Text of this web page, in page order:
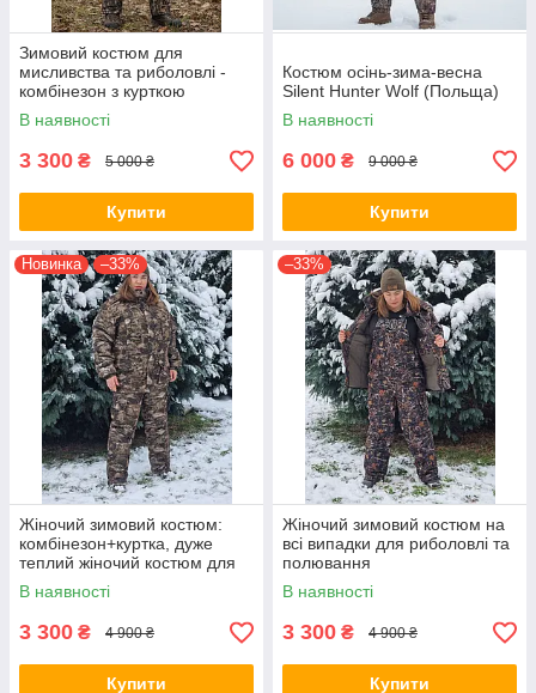
Зимовий костюм для
мисливства та риболовлі -
комбінезон з курткою
В наявності
3 300 ₴ 5 000 ₴
Купити
Костюм осінь-зима-весна
Silent Hunter Wolf (Польща)
В наявності
6 000 ₴ 9 000 ₴
Купити
Новинка –33%
Жіночий зимовий костюм:
комбінезон+куртка, дуже
теплий жіночий костюм для
риболовлі та полювання
В наявності
3 300 ₴ 4 900 ₴
Купити
–33%
Жіночий зимовий костюм на
всі випадки для риболовлі та
полювання
В наявності
3 300 ₴ 4 900 ₴
Купити